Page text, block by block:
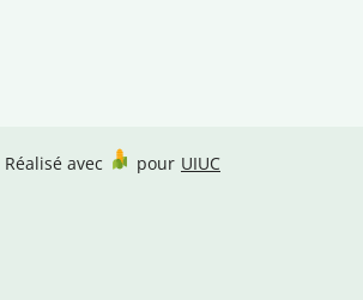
Réalisé avec pour UIUC